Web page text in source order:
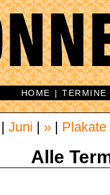
HOME |TERMINE
Juni » Plakate
Alle